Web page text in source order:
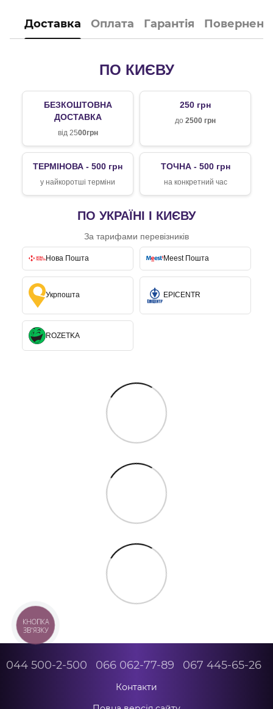
Доставка Оплата Гарантія
ПО КИЄВУ
БЕЗКОШТОВНА
ДОСТАВКА
від 2500грн
250 грн
до 2500 грн
ТЕРМІНОВА - 500 грн
у найкоротші терміни
ТОЧНА - 500 грн
на конкретний час
ПО УКРАЇНІ І КИЄВУ
За тарифами перевізників
Нова Пошта Meest Пошта
Укрпошта EPICENTR
ROZETKA
044 500-2-500 066 062-77-89 067 445-65-26
Контакти
КНОПКА
ЗВ'ЯЗКУ